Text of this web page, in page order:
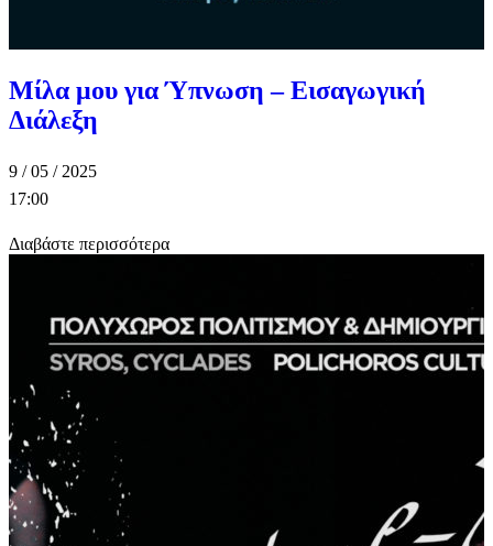
Μίλα μου για Ύπνωση – Εισαγωγική
Διάλεξη
9 / 05 / 2025
17:00
Διαβάστε περισσότερα